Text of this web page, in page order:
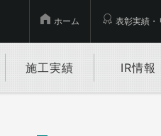
ホーム 表彰実績・
施工実績 IR情報